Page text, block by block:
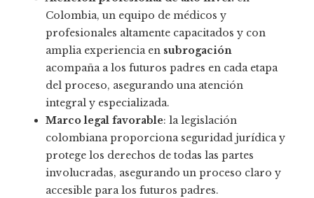
Colombia, un equipo de médicos y
profesionales altamente capacitados y con
amplia experiencia en subrogación
acompaña a los futuros padres en cada etapa
del proceso, asegurando una atención
integral y especializada.
Marco legal favorable: la legislación
colombiana proporciona seguridad jurídica y
protege los derechos de todas las partes
involucradas, asegurando un proceso claro y
accesible para los futuros padres.